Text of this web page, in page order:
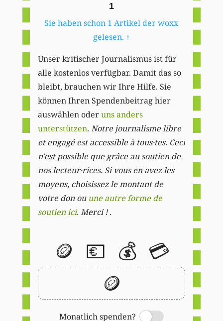
1
Sie haben schon 1 Artikel der woxx
gelesen. ↑
Unser kritischer Journalismus ist für
alle kostenlos verfügbar. Damit das so
bleibt, brauchen wir Ihre Hilfe. Sie
können Ihren Spendenbeitrag hier
auswählen oderuns anders
unterstützen. Notre journalisme libre
et engagé est accessible à tous·tes. Ceci
n'est possible que grâce au soutien de
nos lecteur·rices. Si vous en avez les
moyens, choisissez le montant de
votre don ou une autre forme de
soutien ici. Merci ! .
🪙 💶 💰 💳
🪙
Monatlich spenden?
Switch